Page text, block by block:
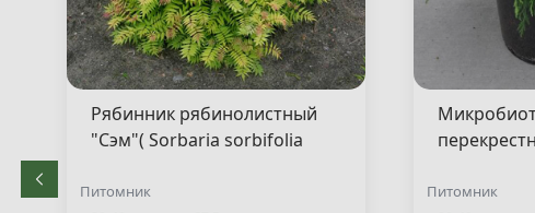
Рябинник рябинолистный
"Сэм"( Sorbaria sorbifolia
Питомник
decussata
Питомник